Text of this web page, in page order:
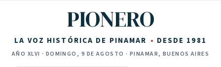
PIONERO
LA VOZ HISTÓRICA DE PINAMAR DESDE 1981
AÑO XLVI · DOMINGO, 9 DE AGOSTO · PINAMAR, BUENOS AIRES